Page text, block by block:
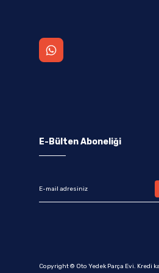
E-Bülten Aboneliği
Copyright © Oto Yedek Parça Evi. Kredi